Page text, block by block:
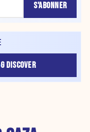
S'ABONNER
G DISCOVER